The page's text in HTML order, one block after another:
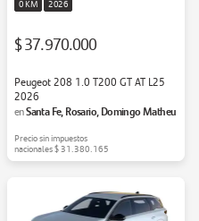
0 KM 2026
$ 37.970.000
Peugeot 208 1.0 T200 GT AT L25
2026
enSanta Fe, Rosario, Domingo Matheu
Precio sin impuestos
nacionales$ 31.380.165